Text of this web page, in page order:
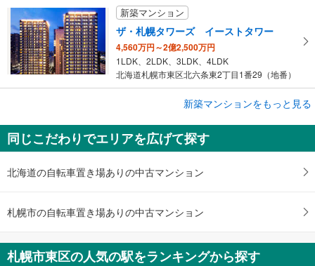
新築マンション
ザ・札幌タワーズ イーストタワー
4,560万円～2億2,500万円
1LDK、2LDK、3LDK、4LDK
北海道札幌市東区北六条東2丁目1番29（地番）
新築マンション
ザ・ライオンズ札幌北九条
5,280万円～7,650万円
2LDK＋SIC、3LDK、3LDK＋WIC、3LDK＋WIC＋SIC
北海道札幌市東区北九条東2丁目40番54（地番）
新築マンションをもっと見る
同じこだわりでエリアを広げて探す
北海道の自転車置き場ありの中古マンション
札幌市の自転車置き場ありの中古マンション
札幌市東区の人気の駅をランキングから探す